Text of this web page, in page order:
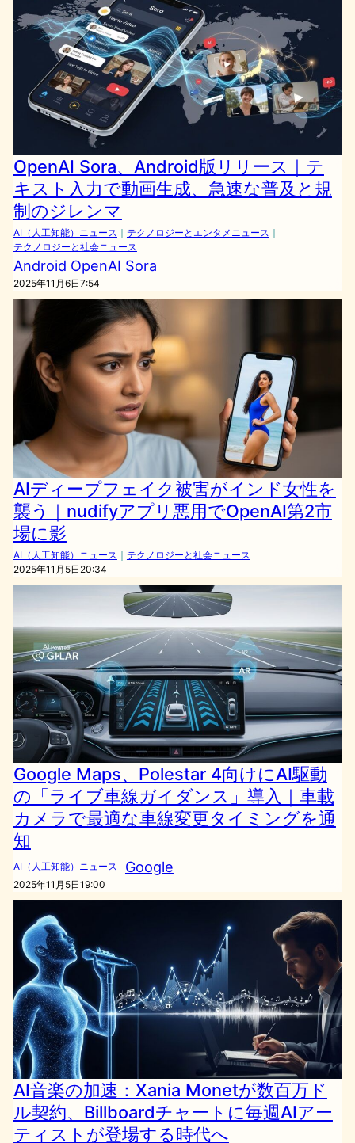
OpenAI Sora、Android版リリース｜テ
キスト入力で動画生成、急速な普及と規
制のジレンマ
AI（人工知能）ニュース ｜ テクノロジーとエンタメニュース ｜
テクノロジーと社会ニュース
Android OpenAI Sora
2025年11月6日7:54
AIディープフェイク被害がインド女性を
襲う｜nudifyアプリ悪用でOpenAI第2市
場に影
AI（人工知能）ニュース ｜ テクノロジーと社会ニュース
2025年11月5日20:34
Google Maps、Polestar 4向けにAI駆動
の「ライブ車線ガイダンス」導入｜車載
カメラで最適な車線変更タイミングを通
知
AI（人工知能）ニュース Google
2025年11月5日19:00
AI音楽の加速：Xania Monetが数百万ド
ル契約、Billboardチャートに毎週AIアー
ティストが登場する時代へ